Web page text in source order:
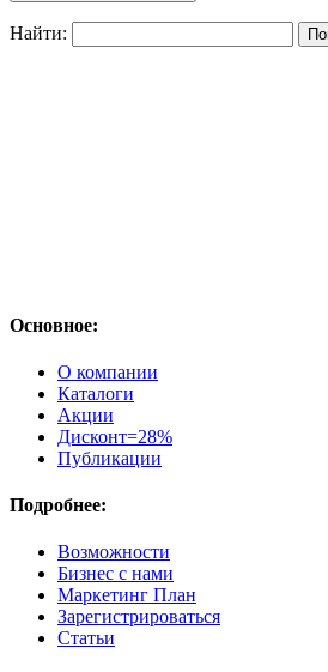
Найти:
Основное:
О компании
Каталоги
Акции
Дисконт=28%
Публикации
Подробнее:
Возможности
Бизнес с нами
Маркетинг План
Зарегистрироваться
Статьи